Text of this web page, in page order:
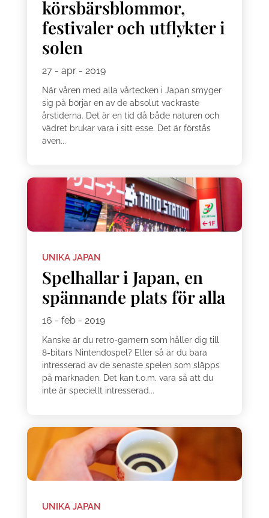
körsbärsblommor,
festivaler och utflykter i
solen
27 - apr - 2019
När våren med alla vårtecken i Japan smyger
sig på börjar en av de absolut vackraste
årstiderna. Det är en tid då både naturen och
vädret brukar vara i sitt esse. Det är förstås
även...
UNIKA JAPAN
Spelhallar i Japan, en
spännande plats för alla
16 - feb - 2019
Kanske är du retro-gamern som håller dig till
8-bitars Nintendospel? Eller så är du bara
intresserad av de senaste spelen som släpps
på marknaden. Det kan t.o.m. vara så att du
inte är speciellt intresserad...
UNIKA JAPAN